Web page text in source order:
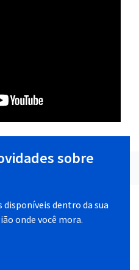
sobre
disponíveis dentro da sua
onde você mora.